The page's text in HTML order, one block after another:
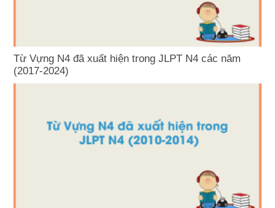
Từ Vựng N4 đã xuất hiện trong JLPT N4 các năm
(2017-2024)